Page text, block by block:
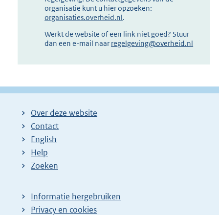
organisatie kunt u hier opzoeken:
organisaties.overheid.nl.
Werkt de website of een link niet goed? Stuur
dan een e-mail naar regelgeving@overheid.nl
Over deze website
Contact
English
Help
Zoeken
Informatie hergebruiken
Privacy en cookies